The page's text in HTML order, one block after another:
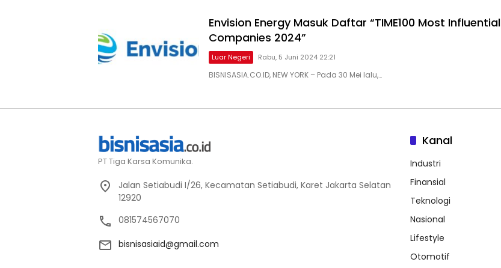
Envision Energy Masuk Daftar “TIME100 Most Influential
Companies 2024”
Luar Negeri Rabu, 5 Juni 2024 22:21
BISNISASIA.CO.ID, NEW YORK – Pada 30 Mei lalu,…
PT Tiga Karsa Komunika.
Jalan Setiabudi I/26, Kecamatan Setiabudi, Karet Jakarta Selatan
12920
081574567070
bisnisasiaid@gmail.com
Kanal
Industri
Finansial
Teknologi
Nasional
Lifestyle
Otomotif